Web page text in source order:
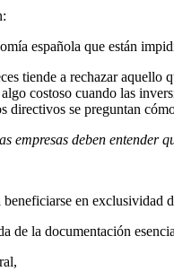
española que están
tiende a rechazar aquello
costoso cuando las
directivos se preguntan
empresas deben entender
beneficiarse en exclusividad
de la documentación